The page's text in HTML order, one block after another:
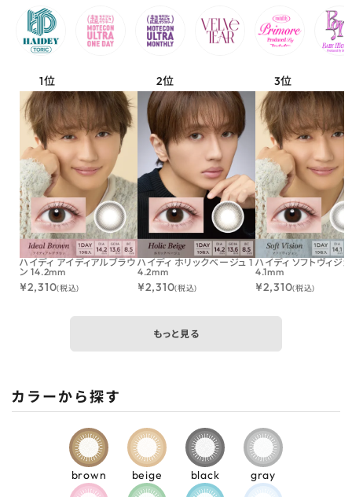
ハイディ アイディアルブラウ
ン 14.2mm
¥2,310(税込)
ハイディ ホリックベージュ 1
4.2mm
¥2,310(税込)
ハイディ ソフトヴィジ
4.1mm
¥2,310(税込)
もっと見る
カラーから探す
brown beige black gray